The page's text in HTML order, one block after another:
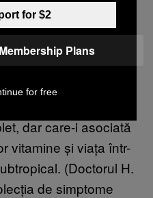
sale cu
de dieta vegană și
B, dar nu și-au
s-au suprapus cu
o condiție care
dar care-i asociată
vitamine și viața într-
(Doctorul H.
de simptome
for $2
Plans
for free